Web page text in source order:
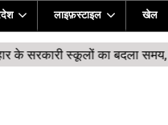
लाइफ़स्टाइल खेल